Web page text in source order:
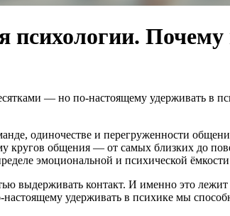
психологии.
— но по-настоящему удерживать в
одиночестве и перегруженности
кругов общения — от самых близких до
эмоциональной и психической ёмкости
выдерживать контакт. И именно это
удерживать в психике мы